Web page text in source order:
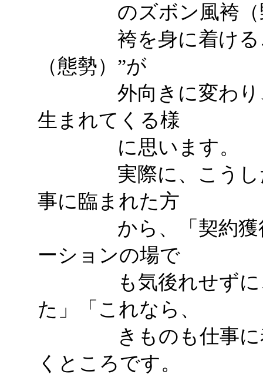
のズボン風袴（野
袴を身に着けるこ
（態勢）”が
外向きに変わり、
生まれてくる様
に思います。
実際に、こうした
事に臨まれた方
から、「契約獲得
ーションの場で
も気後れせずに、
た」「これなら、
きものも仕事に着
くところです。